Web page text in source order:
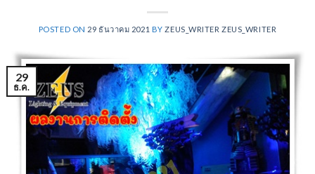
POSTED ON 29 ธันวาคม 2021 BYZEUS_WRITER ZEUS_WRITER
29
ธ.ค.